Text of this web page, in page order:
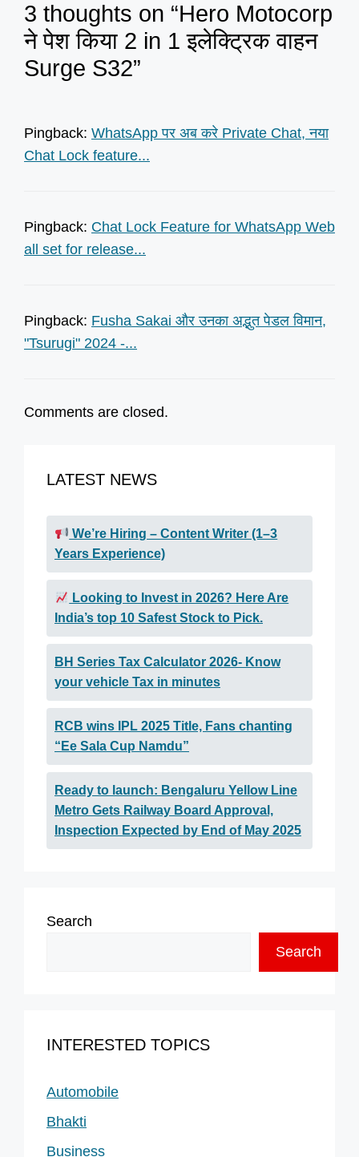
3 thoughts on “Hero Motocorp
ने पेश किया 2 in 1 इलेक्ट्रिक वाहन
Surge S32”
Pingback: WhatsApp पर अब करे Private Chat, नया
Chat Lock feature...
Pingback: Chat Lock Feature for WhatsApp Web
all set for release...
Pingback: Fusha Sakai और उनका अद्भुत पेडल विमान,
"Tsurugi" 2024 -...
Comments are closed.
LATEST NEWS
We’re Hiring – Content Writer (1–3
Years Experience)
Looking to Invest in 2026? Here Are
India’s top 10 Safest Stock to Pick.
BH Series Tax Calculator 2026- Know
your vehicle Tax in minutes
RCB wins IPL 2025 Title, Fans chanting
“Ee Sala Cup Namdu”
Ready to launch: Bengaluru Yellow Line
Metro Gets Railway Board Approval,
Inspection Expected by End of May 2025
Search
Search
INTERESTED TOPICS
Automobile
Bhakti
Business